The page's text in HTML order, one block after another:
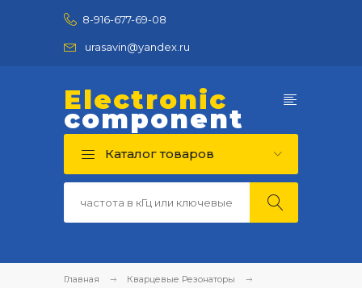
8-916-677-69-08
urasavin@yandex.ru
Electronic
component
Каталог товаров
Главная
Кварцевые Резонаторы